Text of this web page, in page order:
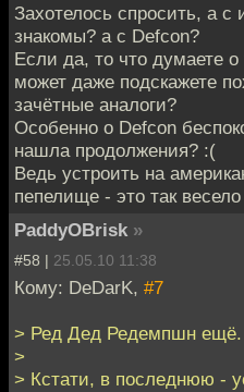
Захотелось спросить, а
знакомы? а с Defcon?
Если да, то что думаете о
может даже подскажете
зачётные аналоги?
Особенно о Defcon
нашла продолжения? :(
Ведь устроить на
пепелище - это так
PaddyOBrisk »
#58 | 25.05.10 11:38
Кому: DeDarK, #7
> Ред Дед Редемпшн ещё.
>
> Кстати, в последнюю -